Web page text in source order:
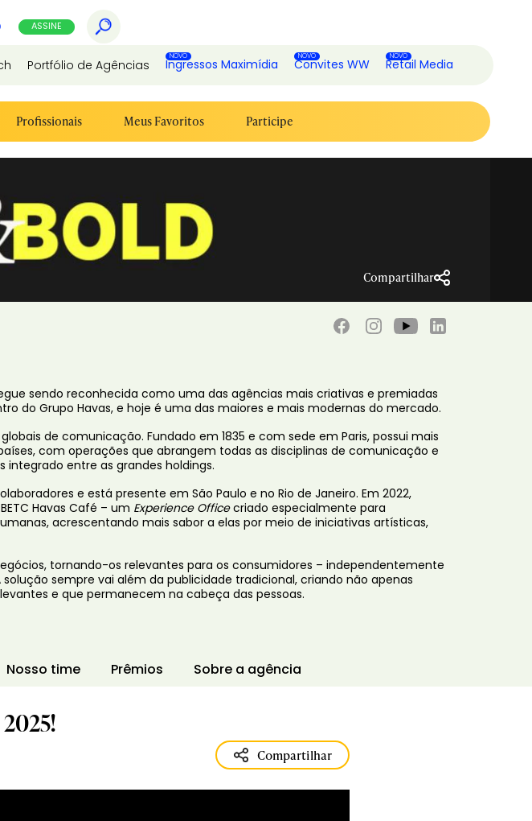
ASSINE
Portfólio de Agências Ingressos Maximídia Convites WW Retail Media
Profissionais Meus Favoritos Participe
Compartilhar
sendo reconhecida como uma das agências mais criativas e premiadas
do Grupo Havas, e hoje é uma das maiores e mais modernas do mercado.
de comunicação. Fundado em 1835 e com sede em Paris, possui mais
com operações que abrangem todas as disciplinas de comunicação e
entre as grandes holdings.
e está presente em São Paulo e no Rio de Janeiro. Em 2022,
Havas Café – um Experience Officecriado especialmente para
acrescentando mais sabor a elas por meio de iniciativas artísticas,
tornando-os relevantes para os consumidores – independentemente
sempre vai além da publicidade tradicional, criando não apenas
e que permanecem na cabeça das pessoas.
Nosso time Prêmios Sobre a agência
Compartilhar